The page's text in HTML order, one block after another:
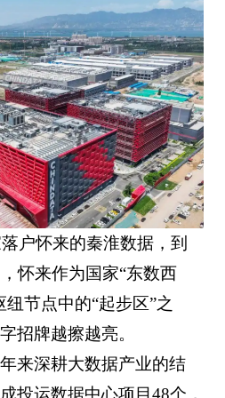
怀来的秦淮数据，到
怀来作为国家“东数西
节点中的“起步区”之
招牌越擦越亮。
深耕大数据产业的结